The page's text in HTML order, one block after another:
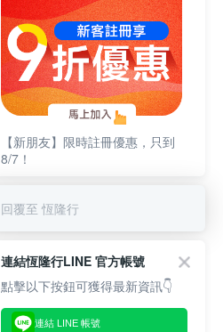
【新朋友】限時註冊優惠，只到
8/7！
回覆至 恆隆行
連結恆隆行LINE 官方帳號
點擊以下按鈕可獲得最新資訊👇
連結 LINE 帳號